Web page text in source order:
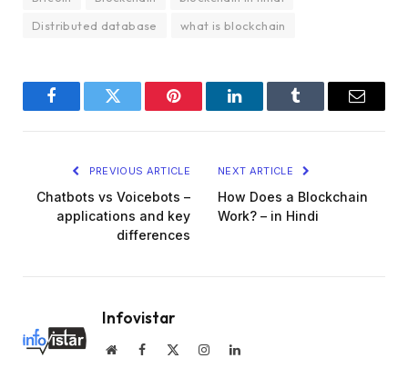
Distributed database
what is blockchain
FacebookTwitter Pinterest LinkedInTumblr Email
PREVIOUS ARTICLE
Chatbots vs Voicebots –
applications and key
differences
NEXT ARTICLE
How Does a Blockchain
Work? – in Hindi
Infovistar
WebsiteFacebook InstagramLinkedIn